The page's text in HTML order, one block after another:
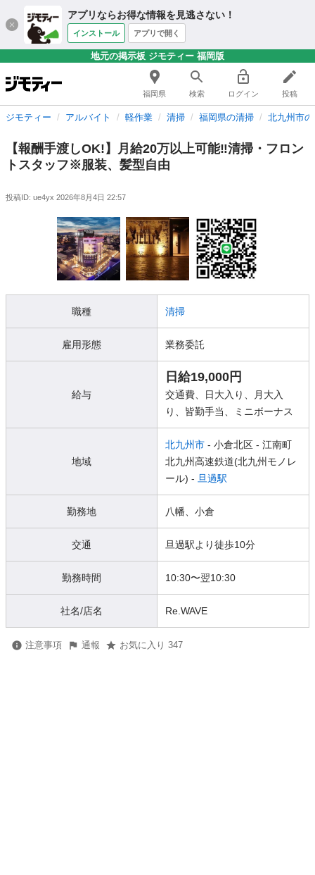
アプリならお得な情報を見逃さない！
インストール アプリで開く
地元の掲示板 ジモティー 福岡版
福岡県 検索 ログイン 投稿
ジモティー アルバイト 軽作業 清掃 福岡県の清掃 北九州市
【報酬手渡しOK!】月給20万以上可能‼︎清掃・フロン
トスタッフ※服装、髪型自由
投稿ID: ue4yx 2026年8月4日 22:57
職種 清掃
雇用形態 業務委託
給与
日給19,000円
交通費、日大入り、月大入
り、皆勤手当、ミニボーナス
地域
北九州市 - 小倉北区 - 江南町
北九州高速鉄道(北九州モノレ
ール) - 旦過駅
勤務地 八幡、小倉
交通 旦過駅より徒歩10分
勤務時間 10:30〜翌10:30
社名/店名 Re.WAVE
注意事項 通報 お気に入り 347